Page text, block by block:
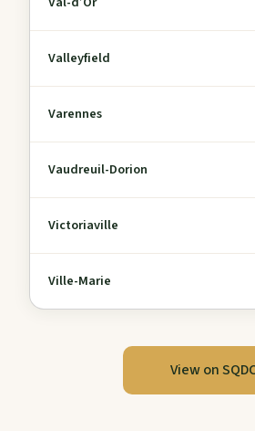
Valleyfield
Varennes
Vaudreuil-Dorion
Victoriaville
Ville-Marie
View on